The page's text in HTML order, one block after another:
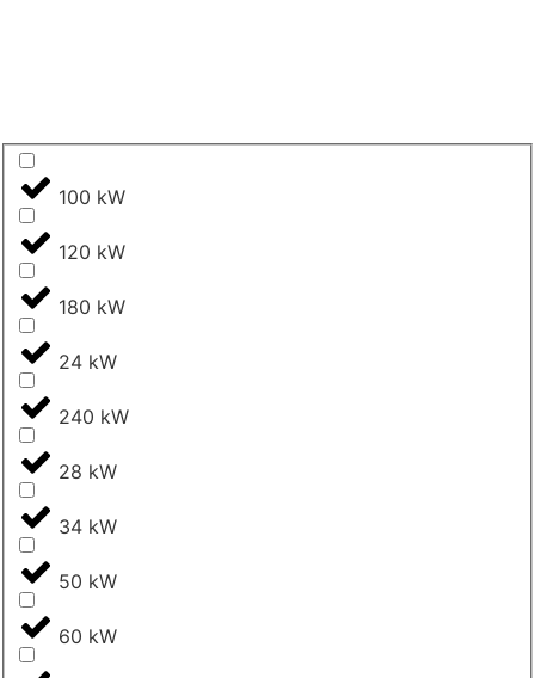
100 kW
120 kW
180 kW
24 kW
240 kW
28 kW
34 kW
50 kW
60 kW